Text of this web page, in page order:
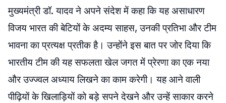
मुख्यमंत्री डॉ. यादव ने अपने संदेश में कहा कि यह असाधारण
विजय भारत की बेटियों के अदम्य साहस, उनकी प्रतिभा और टीम
भावना का प्रत्यक्ष प्रतीक है। उन्होंने इस बात पर जोर दिया कि
भारतीय टीम की यह सफलता खेल जगत में प्रेरणा का एक नया
और उज्ज्वल अध्याय लिखने का काम करेगी। यह आने वाली
पीढ़ियों के खिलाड़ियों को बड़े सपने देखने और उन्हें साकार करने